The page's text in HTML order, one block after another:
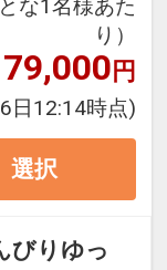
用時間は
可（ソフ
ナー利用
な1名様あた
り）
79,000円
日12:14時点)
選択
びりゆっ